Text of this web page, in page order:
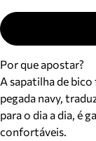
Por que apostar?
A sapatilha de
pegada navy,
para o dia a dia, é
confortáveis.